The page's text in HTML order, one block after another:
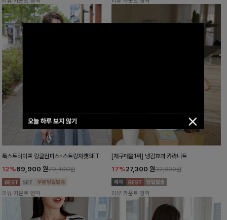
오늘 하루 보지 않기
특스트라이프 링클원피스+스트링자켓SET
12%69,900 원79,400원
리뷰 카운트 영역
[재구매율1위] 냉감효과 카라니트
17%27,300 원32,800원
리뷰 카운트 영역